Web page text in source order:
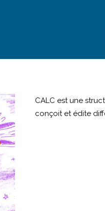
CALC est une
conçoit et édite